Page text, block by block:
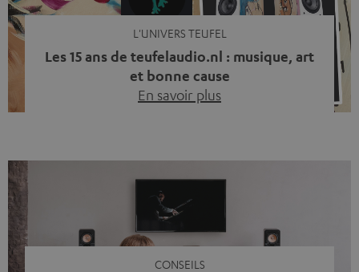
L'UNIVERS TEUFEL
Les 15 ans de teufelaudio.nl : musique, art
et bonne cause
En savoir plus
quelque chose qui reflète ce que représente Teufel :
célébrer le pouvoir du son et redonner quelque chose à
la société. La musique fait bien plus que simplement
sonner bien. […]
CONSEILS